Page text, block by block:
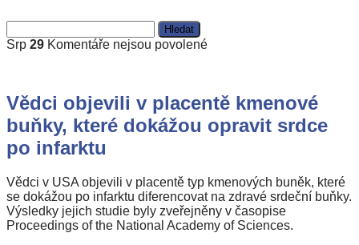
Srp 29 Komentáře nejsou povolenéu
Vědci
v
které
dokážou
opravit
srdce
Vědci objevili v placentě kmenové
buňky, které dokážou opravit srdce
po infarktu
Vědci v USA objevili v placentě typ kmenových buněk, které
se dokážou po infarktu diferencovat na zdravé srdeční buňky.
Výsledky jejich studie byly zveřejněny v časopise
Proceedings of the National Academy of Sciences.